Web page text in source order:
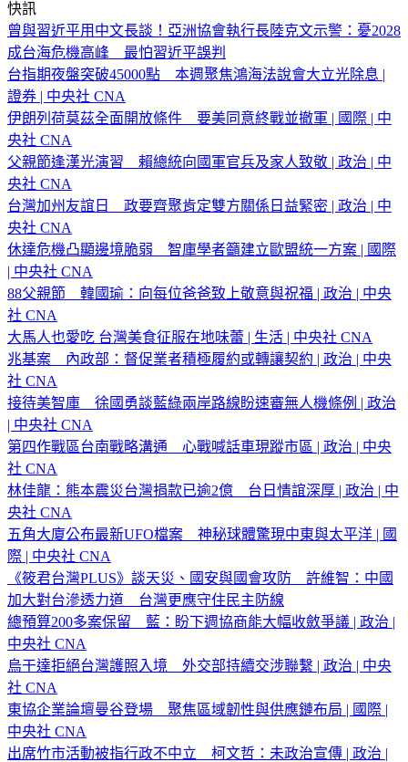
快訊
曾與習近平用中文長談！亞洲協會執行長陸克文示警：憂2028
成台海危機高峰 最怕習近平誤判
台指期夜盤突破45000點 本週聚焦鴻海法說會大立光除息 |
證券 | 中央社 CNA
伊朗列荷莫茲全面開放條件 要美同意終戰並撤軍 | 國際 | 中
央社 CNA
父親節逢漢光演習 賴總統向國軍官兵及家人致敬 | 政治 | 中
央社 CNA
台灣加州友誼日 政要齊聚肯定雙方關係日益緊密 | 政治 | 中
央社 CNA
休達危機凸顯邊境脆弱 智庫學者籲建立歐盟統一方案 | 國際
| 中央社 CNA
88父親節 韓國瑜：向每位爸爸致上敬意與祝福 | 政治 | 中央
社 CNA
大馬人也愛吃 台灣美食征服在地味蕾 | 生活 | 中央社 CNA
兆基案 內政部：督促業者積極履約或轉讓契約 | 政治 | 中央
社 CNA
接待美智庫 徐國勇談藍綠兩岸路線盼速審無人機條例 | 政治
| 中央社 CNA
第四作戰區台南戰略溝通 心戰喊話車現蹤市區 | 政治 | 中央
社 CNA
林佳龍：熊本震災台灣捐款已逾2億 台日情誼深厚 | 政治 | 中
央社 CNA
五角大廈公布最新UFO檔案 神秘球體驚現中東與太平洋 | 國
際 | 中央社 CNA
《筱君台灣PLUS》談天災、國安與國會攻防 許維智：中國
加大對台滲透力道 台灣更應守住民主防線
總預算200多案保留 藍：盼下週協商能大幅收斂爭議 | 政治 |
中央社 CNA
烏干達拒絕台灣護照入境 外交部持續交涉聯繫 | 政治 | 中央
社 CNA
東協企業論壇曼谷登場 聚焦區域韌性與供應鏈布局 | 國際 |
中央社 CNA
出席竹市活動被指行政不中立 柯文哲：未政治宣傳 | 政治 |